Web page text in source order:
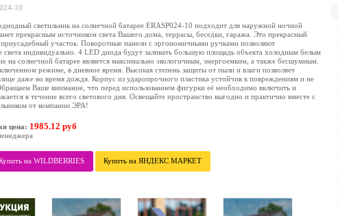
10
светильник на солнечной батарее ERASP024-10 подходит для наружной ночной
прекрасным источником света Вашего дома, террасы, беседки, гаража. Это прекрасный
участок. Поворотные панели с эргономичными ручками позволяют
света индивидуально. 4 LED диода будут заливать большую площадь объекта холодным белым
на солнечной батарее является максимально экологичным, энергоемким, а также бесшумным.
режиме, в дневное время. Высокая степень защиты от пыли и влаги позволяет
даже во время дождя. Корпус из ударопрочного пластика устойчив к повреждениям и не
Ваше внимание, что перед использованием фигурки её необходимо включить и
в течение всего светового дня. Освещайте пространство выгодно и практично вместе с
от компании ЭРА!
цена: 1985.12 руб
на WILDBERRIES Купить на ЯНДЕКС МАРКЕТ